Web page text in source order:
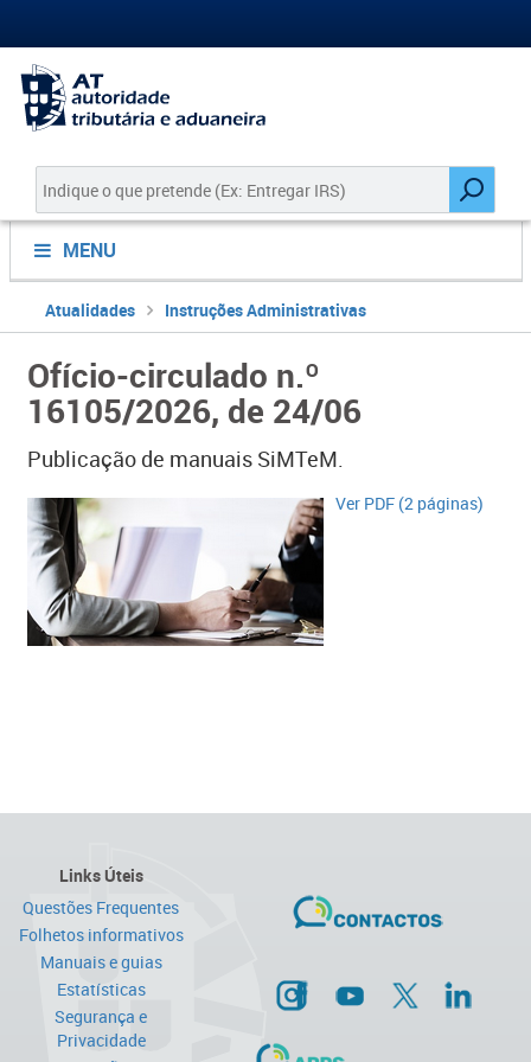
MENU
Atualidades Instruções Administrativas
Ofício-circulado n.º
16105/2026, de 24/06
Publicação de manuais SiMTeM.
Ver PDF (2 páginas)​
Links Úteis
Questões Frequentes
Folhetos informativos
Manuais e guias
Estatísticas
Segurança e
Privacidade